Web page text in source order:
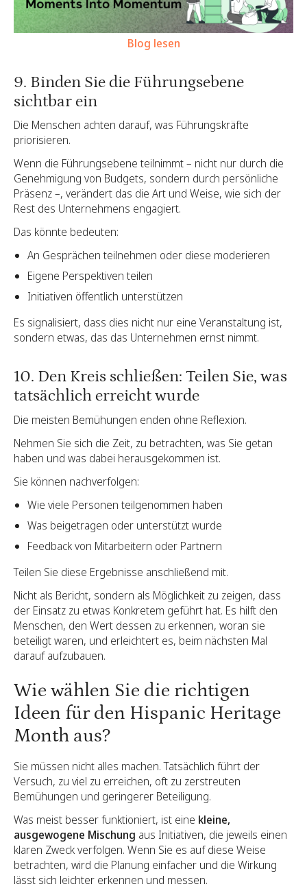
Blog lesen
9. Binden Sie die Führungsebene
sichtbar ein
Die Menschen achten darauf, was Führungskräfte
priorisieren.
Wenn die Führungsebene teilnimmt – nicht nur durch die
Genehmigung von Budgets, sondern durch persönliche
Präsenz –, verändert das die Art und Weise, wie sich der
Rest des Unternehmens engagiert.
Das könnte bedeuten:
An Gesprächen teilnehmen oder diese moderieren
Eigene Perspektiven teilen
Initiativen öffentlich unterstützen
Es signalisiert, dass dies nicht nur eine Veranstaltung ist,
sondern etwas, das das Unternehmen ernst nimmt.
10. Den Kreis schließen: Teilen Sie, was
tatsächlich erreicht wurde
Die meisten Bemühungen enden ohne Reflexion.
Nehmen Sie sich die Zeit, zu betrachten, was Sie getan
haben und was dabei herausgekommen ist.
Sie können nachverfolgen:
Wie viele Personen teilgenommen haben
Was beigetragen oder unterstützt wurde
Feedback von Mitarbeitern oder Partnern
Teilen Sie diese Ergebnisse anschließend mit.
Nicht als Bericht, sondern als Möglichkeit zu zeigen, dass
der Einsatz zu etwas Konkretem geführt hat. Es hilft den
Menschen, den Wert dessen zu erkennen, woran sie
beteiligt waren, und erleichtert es, beim nächsten Mal
darauf aufzubauen.
Wie wählen Sie die richtigen
Ideen für den Hispanic Heritage
Month aus?
Sie müssen nicht alles machen. Tatsächlich führt der
Versuch, zu viel zu erreichen, oft zu zerstreuten
Bemühungen und geringerer Beteiligung.
Was meist besser funktioniert, ist eine kleine,
ausgewogene Mischung aus Initiativen, die jeweils einen
klaren Zweck verfolgen. Wenn Sie es auf diese Weise
betrachten, wird die Planung einfacher und die Wirkung
lässt sich leichter erkennen und messen.